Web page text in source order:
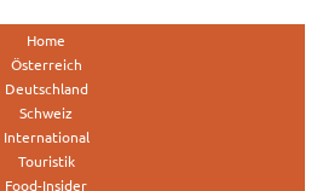
Home
Österreich
Deutschland
Schweiz
International
Touristik
Food-Insider